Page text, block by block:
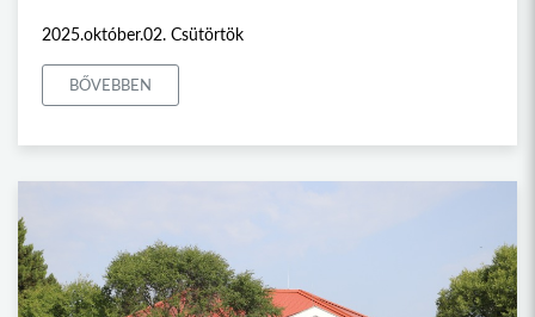
2025.október.02. Csütörtök
BŐVEBBEN